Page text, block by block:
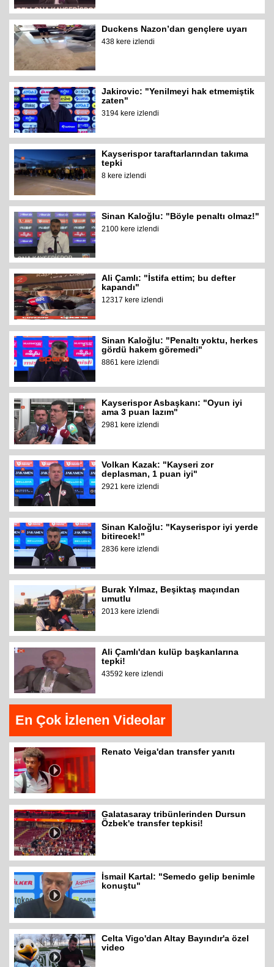
Duckens Nazon’dan gençlere uyarı
438 kere izlendi
Jakirovic: "Yenilmeyi hak etmemiştik
zaten"
3194 kere izlendi
Kayserispor taraftarlarından takıma
tepki
8 kere izlendi
Sinan Kaloğlu: "Böyle penaltı olmaz!"
2100 kere izlendi
Ali Çamlı: "İstifa ettim; bu defter
kapandı"
12317 kere izlendi
Sinan Kaloğlu: "Penaltı yoktu, herkes
gördü hakem göremedi"
8861 kere izlendi
Kayserispor Asbaşkanı: "Oyun iyi
ama 3 puan lazım"
2981 kere izlendi
Volkan Kazak: "Kayseri zor
deplasman, 1 puan iyi"
2921 kere izlendi
Sinan Kaloğlu: "Kayserispor iyi yerde
bitirecek!"
2836 kere izlendi
Burak Yılmaz, Beşiktaş maçından
umutlu
2013 kere izlendi
Ali Çamlı'dan kulüp başkanlarına
tepki!
43592 kere izlendi
En Çok İzlenen Videolar
Renato Veiga'dan transfer yanıtı
Galatasaray tribünlerinden Dursun
Özbek'e transfer tepkisi!
İsmail Kartal: "Semedo gelip benimle
konuştu"
Celta Vigo'dan Altay Bayındır'a özel
video